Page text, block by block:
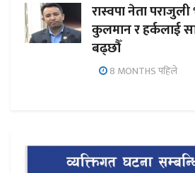
रास्वपा नेता
कुलमान र हर्कलाई
बढ्छौँ
8 MONTHS पहिले